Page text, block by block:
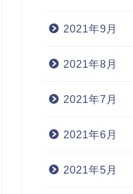
2021年9月
2021年8月
2021年7月
2021年6月
2021年5月